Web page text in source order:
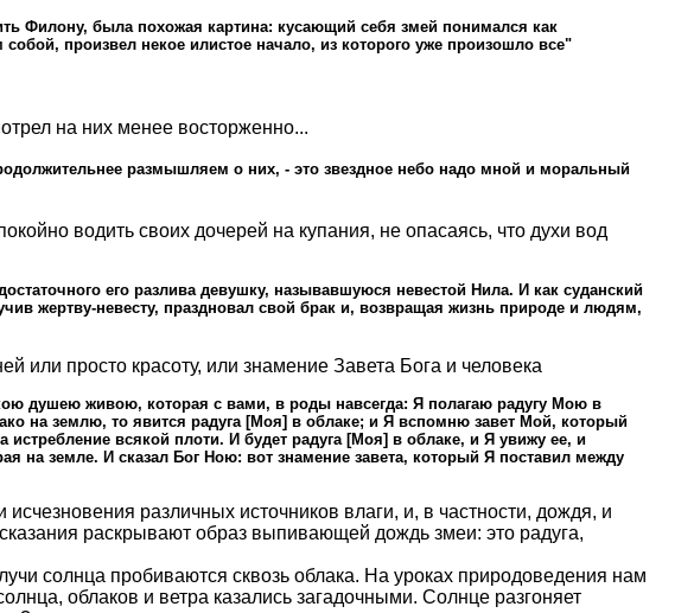
Филону, была похожая картина: кусающий себя змей понимался как
произвел некое илистое начало, из которого уже произошло все"
на них менее восторженно...
размышляем о них, - это звездное небо надо мной и моральный
водить своих дочерей на купания, не опасаясь, что духи вод
его разлива девушку, называвшуюся невестой Нила. И как суданский
жертву-невесту, праздновал свой брак и, возвращая жизнь природе и людям,
просто красоту, или знамение Завета Бога и человека
душею живою, которая с вами, в роды навсегда: Я полагаю радугу Мою в
на землю, то явится радуга [Моя] в облаке; и Я вспомню завет Мой, который
всякой плоти. И будет радуга [Моя] в облаке, и Я увижу ее, и
земле. И сказал Бог Ною: вот знамение завета, который Я поставил между
различных источников влаги, и, в частности, дождя, и
раскрывают образ выпивающей дождь змеи: это радуга,
солнца пробиваются сквозь облака. На уроках природоведения нам
облаков и ветра казались загадочными. Солнце разгоняет